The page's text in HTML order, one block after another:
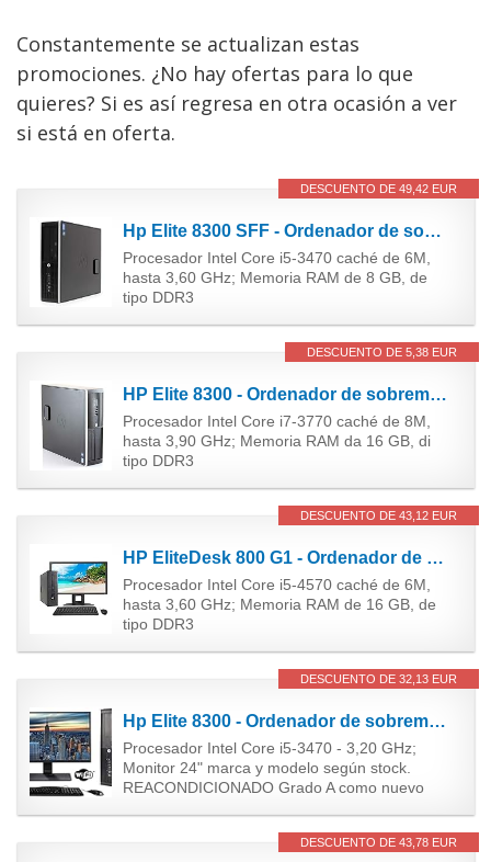
Constantemente se actualizan estas
promociones. ¿No hay ofertas para lo que
quieres? Si es así regresa en otra ocasión a ver
si está en oferta.
DESCUENTO DE 49,42 EUR
Hp Elite 8300 SFF - Ordenador de sobremesa (Intel Core i5-3470, 3.2 GHz, 8GB de RAM, Disco SSD de...
Procesador Intel Core i5-3470 caché de 6M,
hasta 3,60 GHz; Memoria RAM de 8 GB, de
tipo DDR3
DESCUENTO DE 5,38 EUR
HP Elite 8300 - Ordenador de sobremesa (Intel Core i7-3770, 16GB de RAM, Disco SSD 240GB + 500GB...
Procesador Intel Core i7-3770 caché de 8M,
hasta 3,90 GHz; Memoria RAM da 16 GB, di
tipo DDR3
DESCUENTO DE 43,12 EUR
HP EliteDesk 800 G1 - Ordenador de sobremesa + TFT 23'' (Intel Core i5-4570, 3.2 GHz, 16GB de RAM,...
Procesador Intel Core i5-4570 caché de 6M,
hasta 3,60 GHz; Memoria RAM de 16 GB, de
tipo DDR3
DESCUENTO DE 32,13 EUR
Hp Elite 8300 - Ordenador de sobremesa + Monitor 24'' (Intel Core i5-3470, 8GB de RAM, Disco de 240...
Procesador Intel Core i5-3470 - 3,20 GHz;
Monitor 24" marca y modelo según stock.
REACONDICIONADO Grado A como nuevo
DESCUENTO DE 43,78 EUR